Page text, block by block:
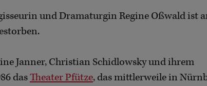
und Dramaturgin Regine Oßwald ist
Janner, Christian Schidlowsky und ihrem
dasTheater Pfütze, das mittlerweile in